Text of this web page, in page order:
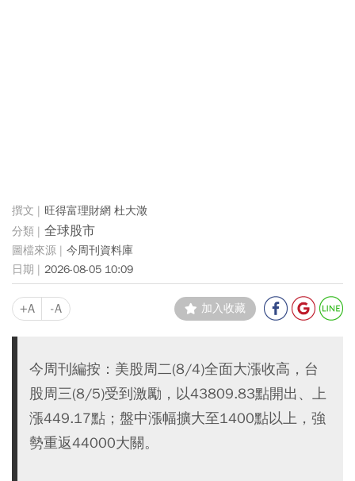
旺得富理財網 杜大澂
全球股市
今周刊資料庫
2026-08-05 10:09
+A -A 加入收藏
今周刊編按：美股周二(8/4)全面大漲收高，台
股周三(8/5)受到激勵，以43809.83點開出、上
漲449.17點；盤中漲幅擴大至1400點以上，強
勢重返44000大關。